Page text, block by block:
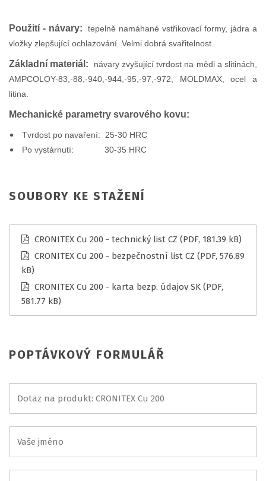
Použití - návary: tepelně namáhané vstřikovací formy, jádra a
vložky zlepšující ochlazování. Velmi dobrá svařitelnost.
Základní materiál: návary zvyšující tvrdost na mědi a slitinách,
AMPCOLOY-83,-88,-940,-944,-95,-97,-972, MOLDMAX, ocel a
litina.
Mechanické parametry svarového kovu:
Tvrdost po navaření: 25-30 HRC
Po vystárnutí: 30-35 HRC
SOUBORY KE STAŽENÍ
CRONITEX Cu 200 - technický list CZ (PDF, 181.39 kB)
CRONITEX Cu 200 - bezpečnostní list CZ (PDF, 576.89
kB)
CRONITEX Cu 200 - karta bezp. údajov SK (PDF,
581.77 kB)
POPTÁVKOVÝ FORMULÁŘ